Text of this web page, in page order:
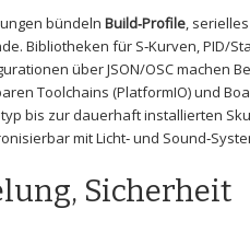
bündeln Build‑Profile,
Bibliotheken für S‑Kurven, PID/
über JSON/OSC machen
Toolchains⁢ (PlatformIO) und
bis zur dauerhaft installierten
mit Licht‑⁤ und
Sicherheit